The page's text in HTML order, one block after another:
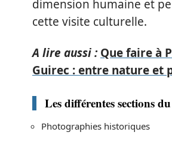
dimension humaine et
cette visite culturelle.
A lire aussi : Que faire à
Guirec : entre nature et
Les différentes sections
Photographies historiques